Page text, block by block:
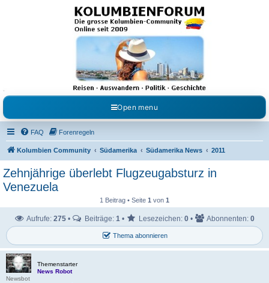
Kolumbienforum - Das
grosse Forum der
Freunde Kolumbiens
Reisen, Auswandern, Kultur, Politik, Geschichte und Visum in Kolumbien und Venezuela.
Austausch, Erfahrungen und Gemeinschaft im Kolumbienforum
Open menu
FAQ Forenregeln
Kolumbien Community Südamerika Südamerika News 2011
Zehnjährige überlebt Flugzeugabsturz in
Venezuela
1 Beitrag • Seite 1 von 1
Thema abonnieren
Aufrufe: 275 • Beiträge: 1 • Lesezeichen: 0 • Abonnenten: 0
Themenstarter
News Robot
Newsbot